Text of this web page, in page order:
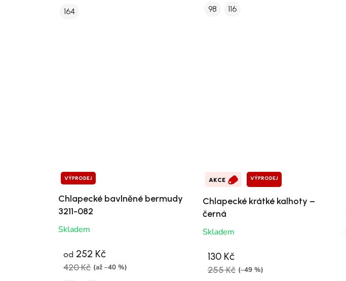
164 98 116
VÝPRODEJ
Chlapecké bavlněné bermudy
3211-082
Skladem
od 252 Kč
420 Kč (až –40 %)
AKCE VÝPRODEJ
Chlapecké krátké kalhoty –
černá
Skladem
130 Kč
255 Kč (–49 %)